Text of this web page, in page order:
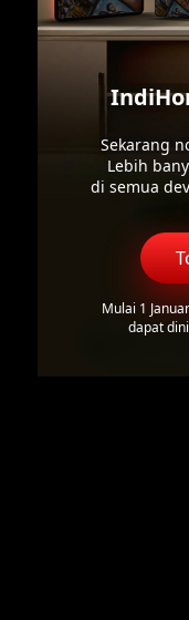
Sekarang
Lebih
di semua
Mulai 1
dapat